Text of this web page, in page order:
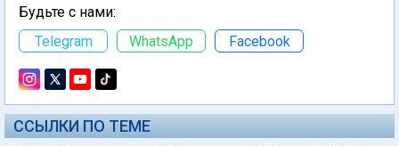
Будьте с нами:
Telegram
WhatsApp Facebook
ССЫЛКИ ПО ТЕМЕ